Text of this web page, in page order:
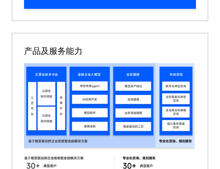
产品及服务能力